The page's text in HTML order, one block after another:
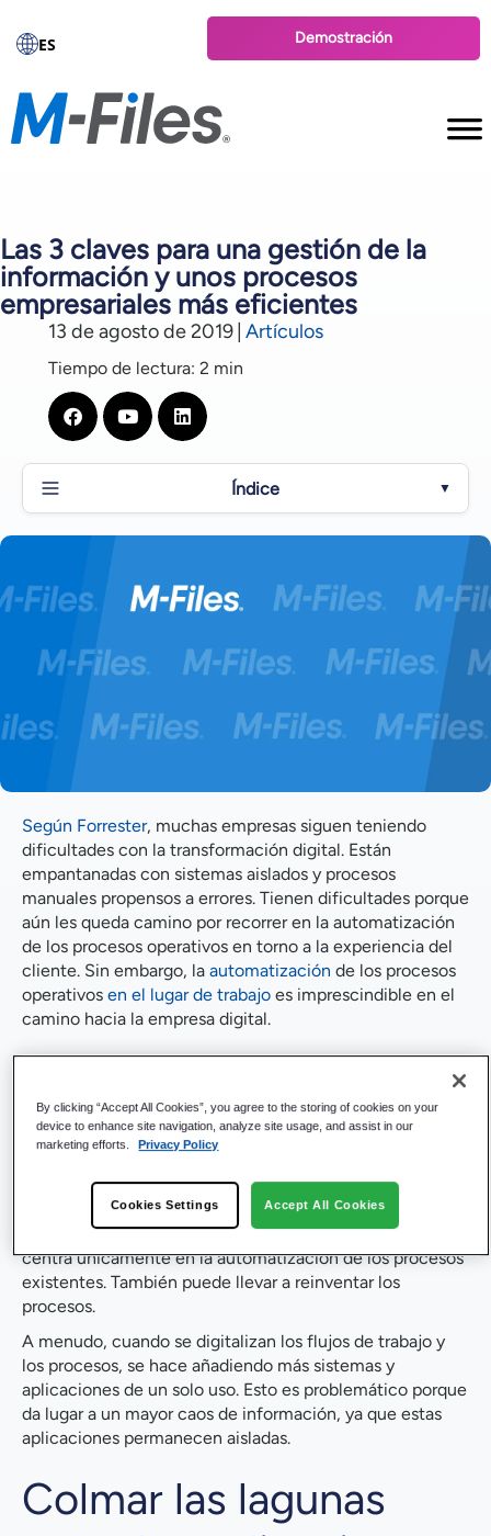
ES Demostración
Las 3 claves para una gestión de la
información y unos procesos
empresariales más eficientes
13 de agosto de 2019 Artículos
Tiempo de lectura: 2 min
Índice ▼
Las claves del éxito de la transformación digital
Colmar las lagunas entre las aplicaciones individuales
es un elemento clave de la digitalización.
Gestión de la información y procesos empresariales
más eficientes
M-Files todos los procesos empresariales
Según Forrester, muchas empresas siguen teniendo
dificultades con la transformación digital. Están
empantanadas con sistemas aislados y procesos
manuales propensos a errores. Tienen dificultades porque
aún les queda camino por recorrer en la automatización
de los procesos operativos en torno a la experiencia del
cliente. Sin embargo, la automatización de los procesos
operativos en el lugar de trabajo es imprescindible en el
camino hacia la empresa digital.
Las claves del éxito de
la transformación
digital
La digitalización de los procesos empresariales no se
centra únicamente en la automatización de los procesos
existentes. También puede llevar a reinventar los
procesos.
A menudo, cuando se digitalizan los flujos de trabajo y
los procesos, se hace añadiendo más sistemas y
aplicaciones de un solo uso. Esto es problemático porque
da lugar a un mayor caos de información, ya que estas
aplicaciones permanecen aisladas.
Colmar las lagunas
By clicking “Accept All Cookies”, you agree to the storing of cookies on your
device to enhance site navigation, analyze site usage, and assist in our
marketing efforts. Privacy Policy
Cookies Settings Accept All Cookies